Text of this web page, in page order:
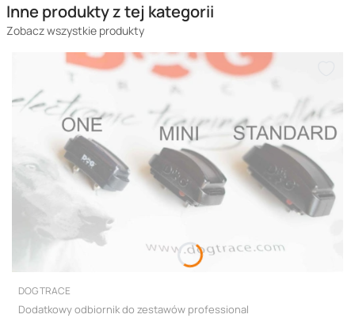
Inne produkty z tej kategorii
Zobacz wszystkie produkty
PRODUCENT
DOG TRACE
Dodatkowy odbiornik do zestawów professional